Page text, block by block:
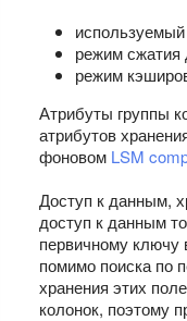
режим сжатия
режим
Атрибуты группы
атрибутов
фоновом LSM
Доступ к данным,
доступ к данным
первичному ключу
помимо поиска по
хранения этих
колонок, поэтому